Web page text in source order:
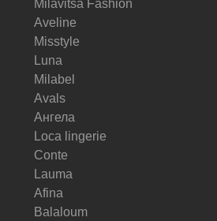
Milavitsa Fashion
Aveline
Misstyle
Luna
Milabel
Avals
Ангела
Loca lingerie
Conte
Lauma
Afina
Balaloum